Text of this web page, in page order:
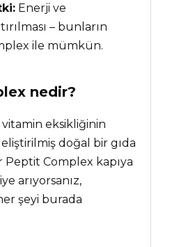
Enerji ve
– bunların
ile mümkün.
nedir?
eksikliğinin
doğal bir gıda
Peptit Complex kapıya
arıyorsanız,
şeyi burada